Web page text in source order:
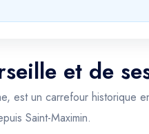
et de
est un carrefour historique
Saint-Maximin.